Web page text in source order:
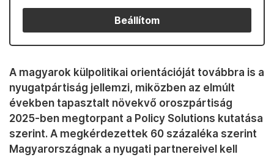
Beállítom
A magyarok külpolitikai orientációját továbbra is a
nyugatpártiság jellemzi, miközben az elmúlt
években tapasztalt növekvő oroszpártiság
2025-ben megtorpant a Policy Solutions kutatása
szerint. A megkérdezettek 60 százaléka szerint
Magyarországnak a nyugati partnereivel kell